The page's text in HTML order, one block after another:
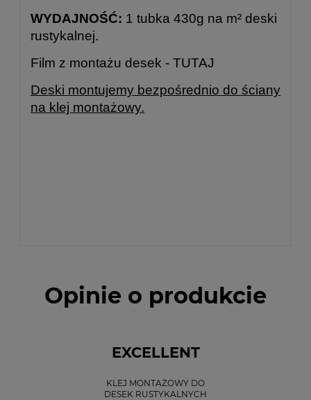
WYDAJNOŚĆ: 1 tubka 430g na m² deski
rustykalnej.
Film z montażu desek - TUTAJ
Deski montujemy bezpośrednio do ściany
na klej montażowy.
Opinie o produkcie
EXCELLENT
KLEJ MONTAŻOWY DO
DESEK RUSTYKALNYCH